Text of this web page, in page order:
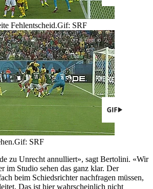
Fehlentscheid.Gif: SRF
Gif: SRF
zu Unrecht annulliert», sagt Bertolini. «Wir
im Studio sehen das ganz klar. Der
beim Schiedsrichter nachfragen müssen,
Das ist hier wahrscheinlich nicht